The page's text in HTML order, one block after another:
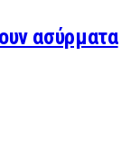
ασύρματα